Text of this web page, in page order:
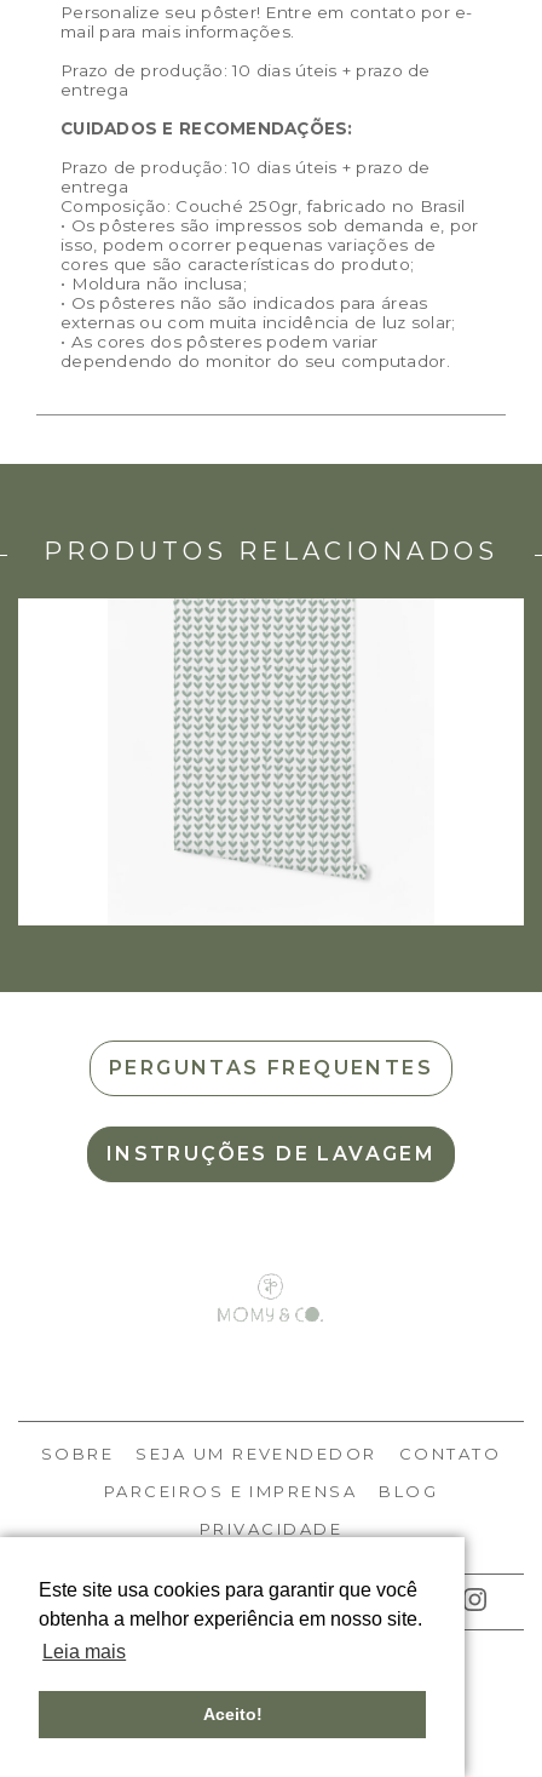
Este site usa cookies para garantir que você
obtenha a melhor experiência em nosso site.
Leia mais
Aceito!
Materiais:
celulose
Peso: 0.1kg
Dimensões das embalagem:
Dimensões do produto:
Personalize seu pôster! Entre em contato por e-
mail para mais informações.
Prazo de produção: 10 dias úteis + prazo de
entrega
CUIDADOS E RECOMENDAÇÕES:
Prazo de produção: 10 dias úteis + prazo de
entrega
Composição: Couché 250gr, fabricado no Brasil
• Os pôsteres são impressos sob demanda e, por
isso, podem ocorrer pequenas variações de
cores que são características do produto;
• Moldura não inclusa;
• Os pôsteres não são indicados para áreas
externas ou com muita incidência de luz solar;
• As cores dos pôsteres podem variar
dependendo do monitor do seu computador.
PRODUTOS RELACIONADOS
PERGUNTAS FREQUENTES
INSTRUÇÕES DE LAVAGEM
SOBRE SEJA UM REVENDEDOR
CONTATO
PARCEIROS E IMPRENSA
BLOG
PRIVACIDADE
ACOMPANHE NOSSAS REDES
DESIGNED BY